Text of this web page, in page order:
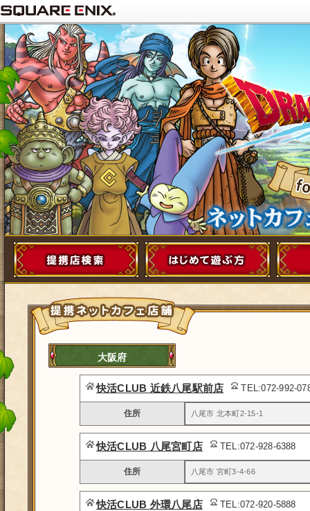
大阪府
快活CLUB 近鉄八尾駅前店 TEL:072-992-
住所 八尾市 北本町2-15-1
快活CLUB 八尾宮町店 TEL:072-928-6388
住所 八尾市 宮町3-4-66
快活CLUB 外環八尾店 TEL:072-920-5888